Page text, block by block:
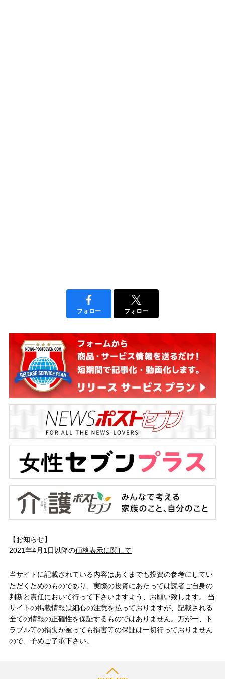
フォロー フォロー
【お知らせ】
2021年4月1日以降の価格表示に関して
当サイトに記載されている内容はあくまでも投資の参考にしてい
ただくためのものであり、実際の投資にあたっては読者ご自身の
判断と責任において行って下さいますよう、お願い致します。 当
サイトの掲載情報は細心の注意を払っておりますが、記載される
全ての情報の正確性を保証するものではありません。万が一、ト
ラブル等の損失が被っても損害等の保証は一切行っておりません
ので、予めご了承下さい。